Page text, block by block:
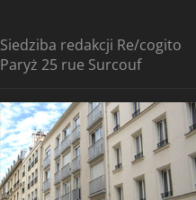
Siedziba redakcji Re/cogito
Paryż 25 rue Surcouf